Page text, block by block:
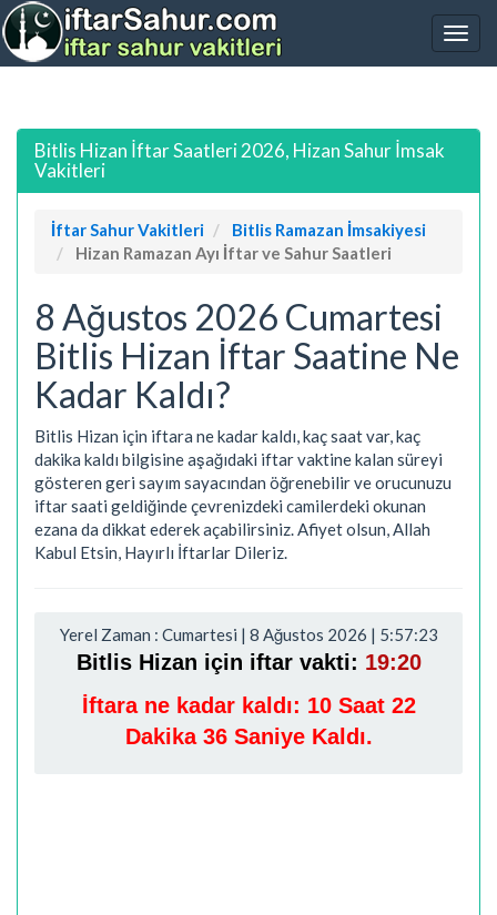
Bitlis Hizan İftar Saatleri 2026, Hizan Sahur İmsak
Vakitleri
İftar Sahur Vakitleri
Bitlis Ramazan İmsakiyesi
Hizan Ramazan Ayı İftar ve Sahur Saatleri
8 Ağustos 2026 Cumartesi
Bitlis Hizan İftar Saatine Ne
Kadar Kaldı?
Bitlis Hizan için iftara ne kadar kaldı, kaç saat var, kaç
dakika kaldı bilgisine aşağıdaki iftar vaktine kalan süreyi
gösteren geri sayım sayacından öğrenebilir ve orucunuzu
iftar saati geldiğinde çevrenizdeki camilerdeki okunan
ezana da dikkat ederek açabilirsiniz. Afiyet olsun, Allah
Kabul Etsin, Hayırlı İftarlar Dileriz.
Yerel Zaman : Cumartesi | 8 Ağustos 2026 | 5:57:24
Bitlis Hizan için iftar vakti: 19:20
İftara ne kadar kaldı: 10 Saat 22
Dakika 35 Saniye Kaldı.